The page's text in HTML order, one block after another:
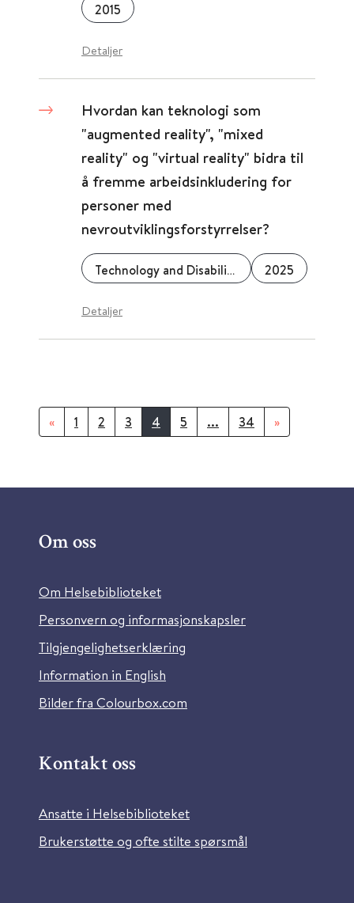
2015
Detaljer
Hvordan kan teknologi som
"augmented reality", "mixed
reality" og "virtual reality" bidra til
å fremme arbeidsinkludering for
personer med
nevroutviklingsforstyrrelser?
Technology and Disability 2025
Detaljer
« 1 2 3 4 5 ... 34 »
Om oss
Om Helsebiblioteket
Personvern og informasjonskapsler
Tilgjengelighetserklæring
Information in English
Bilder fra Colourbox.com
Kontakt oss
Ansatte i Helsebiblioteket
Brukerstøtte og ofte stilte spørsmål